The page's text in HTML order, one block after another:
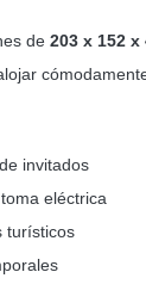
de 203 x 152 x
invitados
eléctrica
turísticos